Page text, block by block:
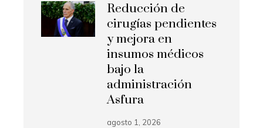
Reducción de
cirugías pendientes
y mejora en
insumos médicos
bajo la
administración
Asfura
agosto 1, 2026